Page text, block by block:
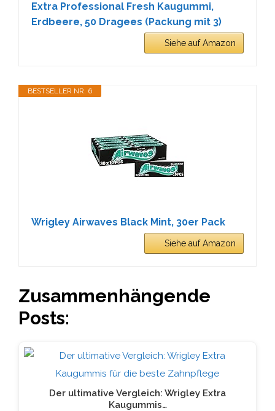
Extra Professional Fresh Kaugummi,
Erdbeere, 50 Dragees (Packung mit 3)
Siehe auf Amazon
BESTSELLER NR. 6
Wrigley Airwaves Black Mint, 30er Pack
Siehe auf Amazon
Zusammenhängende
Posts:
Der ultimative Vergleich: Wrigley Extra
Kaugummis…